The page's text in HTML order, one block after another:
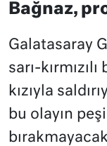
Bağnaz,
Galatasaray
sarı-
kızıyla
bu olayın